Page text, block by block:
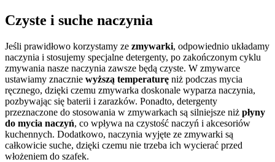
Czyste i suche naczynia
Jeśli prawidłowo korzystamy ze zmywarki, odpowiednio układamy
naczynia i stosujemy specjalne detergenty, po zakończonym cyklu
zmywania nasze naczynia zawsze będą czyste. W zmywarce
ustawiamy znacznie wyższą temperaturę niż podczas mycia
ręcznego, dzięki czemu zmywarka doskonale wyparza naczynia,
pozbywając się baterii i zarazków. Ponadto, detergenty
przeznaczone do stosowania w zmywarkach są silniejsze niż płyny
do mycia naczyń, co wpływa na czystość naczyń i akcesoriów
kuchennych. Dodatkowo, naczynia wyjęte ze zmywarki są
całkowicie suche, dzięki czemu nie trzeba ich wycierać przed
włożeniem do szafek.